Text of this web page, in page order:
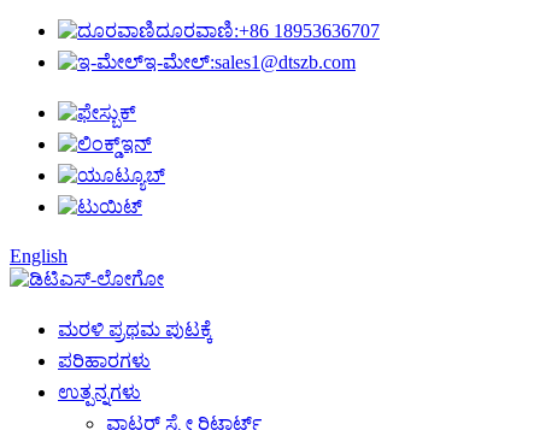
ದೂರವಾಣಿ:+86 18953636707
ಇ-ಮೇಲ್:sales1@dtszb.com
English
ಮರಳಿ ಪ್ರಥಮ ಪುಟಕ್ಕೆ
ಪರಿಹಾರಗಳು
ಉತ್ಪನ್ನಗಳು
ವಾಟರ್ ಸ್ಪ್ರೇ ರಿಟಾರ್ಟ್